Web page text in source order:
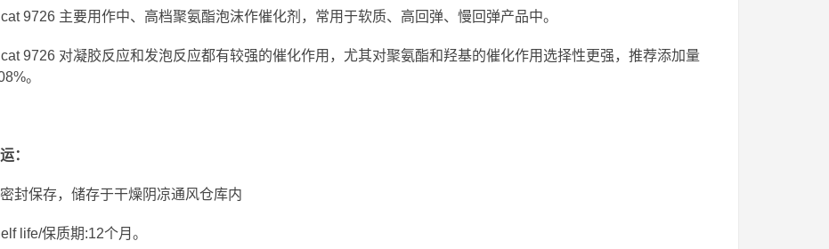
9726 主要用作中、高档聚氨酯泡沫作催化剂，常用于软质、高回弹、慢回弹产品中。
9726 对凝胶反应和发泡反应都有较强的催化作用，尤其对聚氨酯和羟基的催化作用选择性更强，推荐添加量
。
：
封保存，储存于干燥阴凉通风仓库内
life/保质期:12个月。